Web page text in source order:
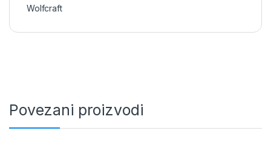
Wolfcraft
Povezani proizvodi